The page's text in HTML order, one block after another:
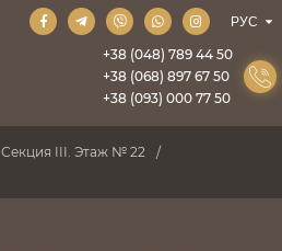
+38 (048) 789 44 50
+38 (068) 897 67 50
+38 (093) 000 77 50
Секция III. Этаж № 22